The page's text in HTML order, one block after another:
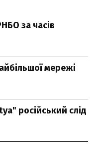
за часів
мережі
російський слід